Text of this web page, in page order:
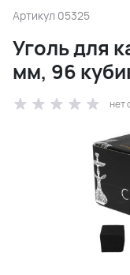
Артикул 05325
Уголь для
мм, 96
нет